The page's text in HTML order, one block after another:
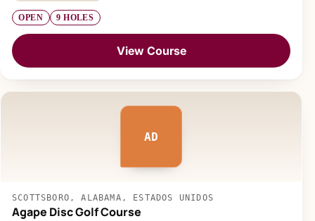
OPEN 9 HOLES
View Course
AD
SCOTTSBORO, ALABAMA, ESTADOS UNIDOS
Agape Disc Golf Course